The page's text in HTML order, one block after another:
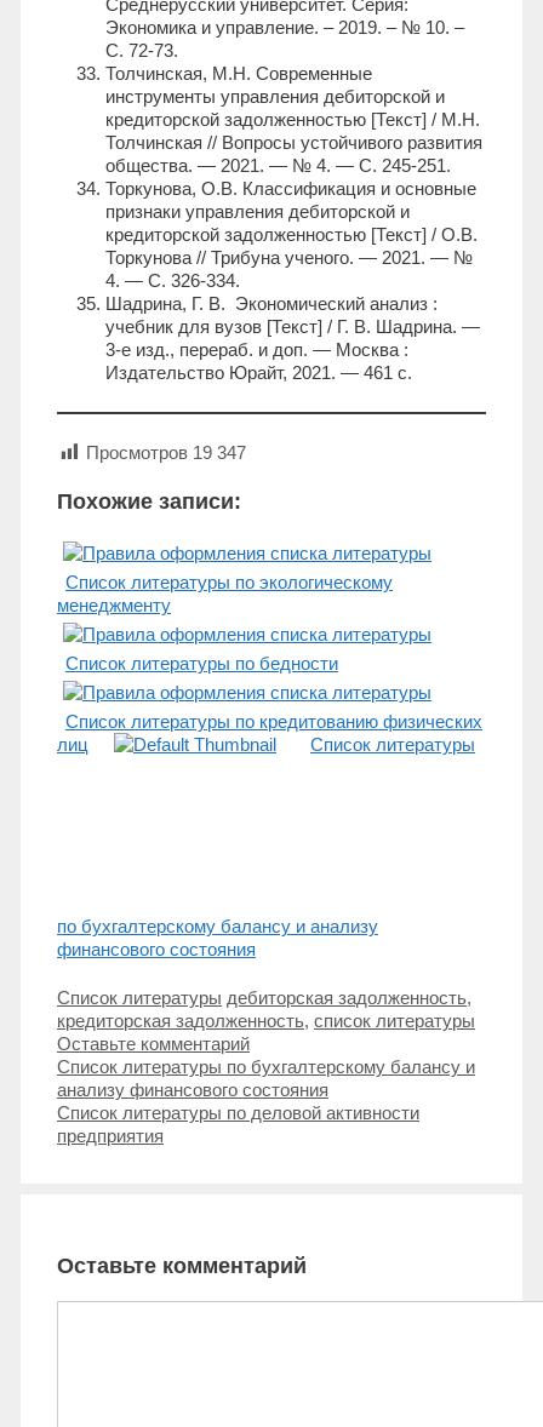
Среднерусский университет. Серия:
Экономика и управление. – 2019. – № 10. –
С. 72-73.
Толчинская, М.Н. Современные
инструменты управления дебиторской и
кредиторской задолженностью [Текст] / М.Н.
Толчинская // Вопросы устойчивого развития
общества. — 2021. — № 4. — С. 245-251.
Торкунова, О.В. Классификация и основные
признаки управления дебиторской и
кредиторской задолженностью [Текст] / О.В.
Торкунова // Трибуна ученого. — 2021. — №
4. — С. 326-334.
Шадрина, Г. В. Экономический анализ :
учебник для вузов [Текст] / Г. В. Шадрина. —
3-е изд., перераб. и доп. — Москва :
Издательство Юрайт, 2021. — 461 с.
Просмотров 19 347
Похожие записи:
Список литературы по экологическому
менеджменту
Список литературы по бедности
Список литературы по кредитованию физических
лиц
Список литературы
по бухгалтерскому балансу и анализу
финансового состояния
Рубрики
Список литературы Метки
дебиторская задолженность,
кредиторская задолженность, список литературы
Оставьте комментарий
Навигация
записи
Список литературы по бухгалтерскому балансу и
анализу финансового состояния
Список литературы по деловой активности
предприятия
Оставьте комментарий